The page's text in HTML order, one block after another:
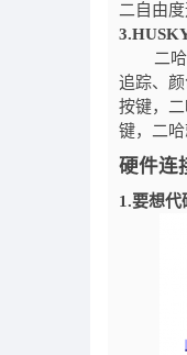
二自由
二哈识
追踪、
按键，
键，二
硬件连
1.要想代